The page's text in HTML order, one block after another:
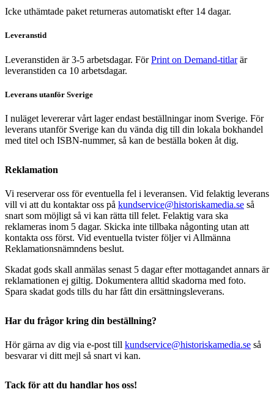
Icke uthämtade paket returneras automatiskt efter 14 dagar.
Leveranstid
Leveranstiden är 3-5 arbetsdagar. FörPrint on Demand-titlarär
leveranstiden ca 10 arbetsdagar.
Leverans utanför Sverige
I nuläget levererar vårt lager endast beställningar inom Sverige. För
leverans utanför Sverige kan du vända dig till din lokala bokhandel
med titel och ISBN-nummer, så kan de beställa boken åt dig.
Reklamation
Vi reserverar oss för eventuella fel i leveransen. Vid felaktig leverans
vill vi att du kontaktar oss på kundservice@historiskamedia.se så
snart som möjligt så vi kan rätta till felet. Felaktig vara ska
reklameras inom 5 dagar. Skicka inte tillbaka någonting utan att
kontakta oss först. Vid eventuella tvister följer vi Allmänna
Reklamationsnämndens beslut.
Skadat gods skall anmälas senast 5 dagar efter mottagandet annars är
reklamationen ej giltig. Dokumentera alltid skadorna med foto.
Spara skadat gods tills du har fått din ersättningsleverans.
Har du frågor kring din beställning?
Hör gärna av dig via e-post till kundservice@historiskamedia.se så
besvarar vi ditt mejl så snart vi kan.
Tack för att du handlar hos oss!